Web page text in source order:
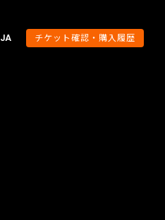
JA チケット確認・購入履歴